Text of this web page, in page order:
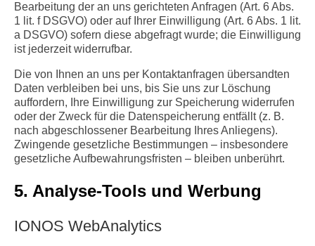
Bearbeitung der an uns gerichteten Anfragen (Art. 6 Abs.
1 lit. f DSGVO) oder auf Ihrer Einwilligung (Art. 6 Abs. 1 lit.
a DSGVO) sofern diese abgefragt wurde; die Einwilligung
ist jederzeit widerrufbar.
Die von Ihnen an uns per Kontaktanfragen übersandten
Daten verbleiben bei uns, bis Sie uns zur Löschung
auffordern, Ihre Einwilligung zur Speicherung widerrufen
oder der Zweck für die Datenspeicherung entfällt (z. B.
nach abgeschlossener Bearbeitung Ihres Anliegens).
Zwingende gesetzliche Bestimmungen – insbesondere
gesetzliche Aufbewahrungsfristen – bleiben unberührt.
5. Analyse-Tools und Werbung
IONOS WebAnalytics